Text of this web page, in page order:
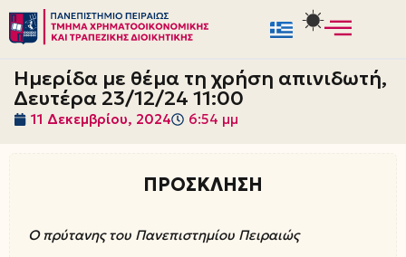
Μεταπηδήστε
στο
περιεχόμενο
Ημερίδα με θέμα τη χρήση απινιδωτή,
Δευτέρα 23/12/24 11:00
11 Δεκεμβρίου, 2024 6:54 μμ
ΠΡΟΣΚΛΗΣΗ
Ο πρύτανης του Πανεπιστημίου Πειραιώς